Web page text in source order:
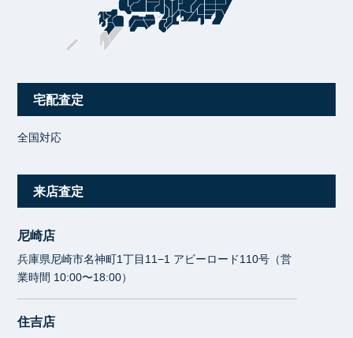
宅配査定
全国対応
来店査定
尼崎店
兵庫県尼崎市名神町1丁目11−1 アビーロード110号（営
業時間 10:00〜18:00）
住吉店